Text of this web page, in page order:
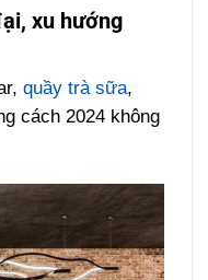
xu hướng
quầy trà sữa,
cách 2024 không